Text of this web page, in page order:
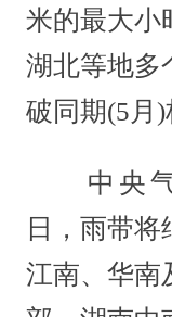
米的最大小
湖北等地多
破同期(5月)
中央气
日，雨带
江南、华南